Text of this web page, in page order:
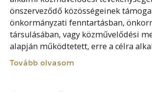
önszerveződő közösségeinek
önkormányzati fenntartásban,
társulásában, vagy közművelődési
alapján működtetett, erre a célra
Tovább olvasom